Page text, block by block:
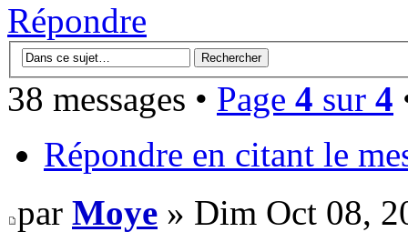
Répondre
38 messages • Page 4 sur 4
Répondre en citant le
par Moye » Dim Oct 08,